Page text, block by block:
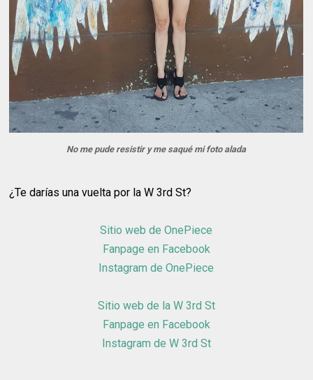
No me pude resistir y me saqué mi foto alada
¿Te darías una vuelta por la W 3rd St?
Sitio web de OnePiece
Fanpage en Facebook
Instagram de OnePiece
Sitio web de la W 3rd St
Fanpage en Facebook
Instagram de W 3rd St